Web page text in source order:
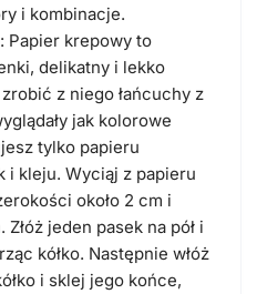
i kombinacje.
Papier krepowy to
delikatny i lekko
z niego łańcuchy z
jak kolorowe
tylko papieru
i kleju. Wyciąj z papieru
około 2 cm i
Złóż jeden pasek na pół i
kółko. Następnie włóż
i sklej jego końce,